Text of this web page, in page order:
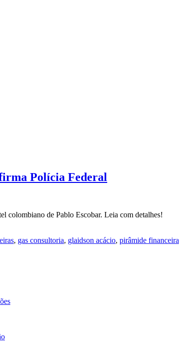
Polícia Federal
colombiano de Pablo Escobar. Leia com detalhes!
, gas consultoria, glaidson acácio, pirâmide financeira